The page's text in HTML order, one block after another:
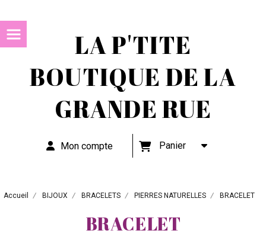
LA P'TITE
BOUTIQUE DE LA
GRANDE RUE
Mon compte Panier
Accueil BIJOUX BRACELETS PIERRES NATURELLES BRACELET
BRACELET